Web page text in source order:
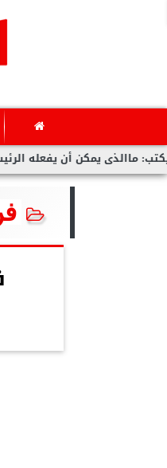
يمكن أن يفعله الرئيس